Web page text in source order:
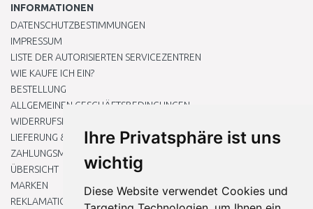
Ihre Privatsphäre ist uns
wichtig
Diese Website verwendet Cookies und
INFORMATIONEN
DATENSCHUTZBESTIMMUNGEN
IMPRESSUM
LISTE DER AUTORISIERTEN SERVICEZENTREN
WIE KAUFE ICH EIN?
BESTELLUNG
ALLGEMEINEN GESCHÄFTSBEDINGUNGEN
WIDERRUFSRECHT
LIEFERUNG & ZAHLUNG
ZAHLUNGSMETHODEN
ÜBERSICHT
MARKEN
REKLAMATIONEN UND RETOUREN